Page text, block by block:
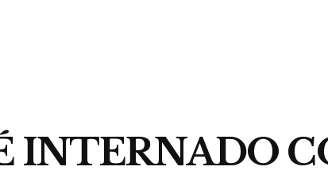
INTERNADO